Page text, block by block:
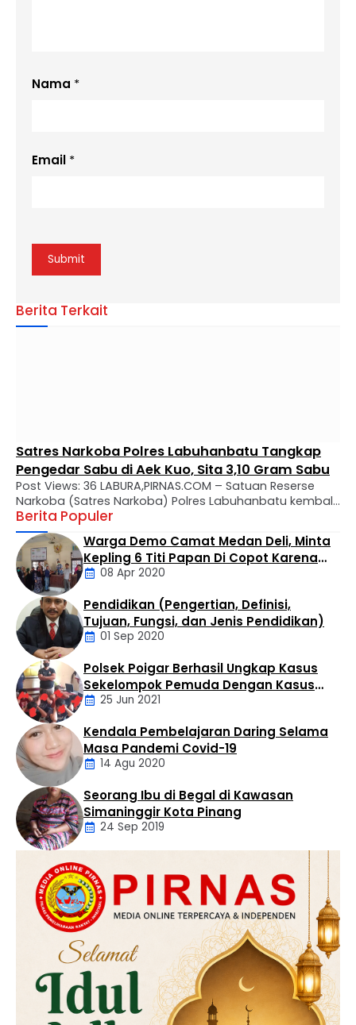
Nama *
Email *
Berita Terkait
Satres Narkoba Polres Labuhanbatu Tangkap
Pengedar Sabu di Aek Kuo, Sita 3,10 Gram Sabu
Post Views: 36 LABURA,PIRNAS.COM – Satuan Reserse
Narkoba (Satres Narkoba) Polres Labuhanbatu kembali
mengungkap kasus peredaran narkotika jenis sabu di
wilayah hukumnya. Seorang pria berinisial MTS alias
Tebe (34) berhasil diamankan dalam operasi yang
digelar di Kelurahan Bandar Selamat, Kecamatan Aek
Kuo, Kabupaten Labuhanbatu Utara, Selasa (4/8/2026)
sekitar pukul 14.30 WIB. Penangkapan dilakukan oleh Tim
…
Berita Populer
Daerah
Warga Demo Camat Medan Deli, Minta
Kepling 6 Titi Papan Di Copot Karena
Tak Perduli Sama Warganya
08 Apr 2020
Artikel
Pendidikan (Pengertian, Definisi,
Tujuan, Fungsi, dan Jenis Pendidikan)
01 Sep 2020
Daerah
Polsek Poigar Berhasil Ungkap Kasus
Sekelompok Pemuda Dengan Kasus
Pencabulan
25 Jun 2021
Artikel
Kendala Pembelajaran Daring Selama
Masa Pandemi Covid-19
14 Agu 2020
Daerah
Hukum
Kriminal
Labusel
Seorang Ibu di Begal di Kawasan
Simaninggir Kota Pinang
24 Sep 2019